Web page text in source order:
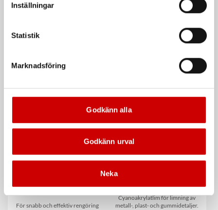
Inställningar
Statistik
Marknadsföring
Godkänn alla
Godkänn urval
Neka
Våtservett för glasögon
För snabb och effektiv rengöring
Kampanj
Cyanoakrylatlim för limning av
metall-, plast- och gummidetaljer.